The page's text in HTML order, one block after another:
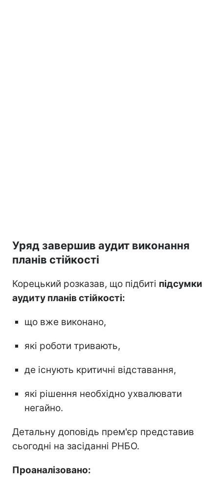
Уряд завершив аудит виконання
планів стійкості
Корецький розказав, що підбиті підсумки
аудиту планів стійкості:
що вже виконано,
які роботи тривають,
де існують критичні відставання,
які рішення необхідно ухвалювати
негайно.
Детальну доповідь прем'єр представив
сьогодні на засіданні РНБО.
Проаналізовано: